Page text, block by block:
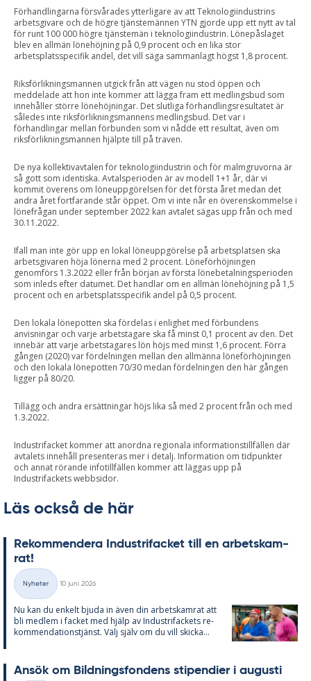
Förhandlingarna försvårades ytterligare av att Teknologiindustrins
arbetsgivare och de högre tjänstemännen YTN gjorde upp ett nytt av tal
för runt 100 000 högre tjänstemän i teknologiindustrin. Lönepåslaget
blev en allmän lönehöjning på 0,9 procent och en lika stor
arbetsplatsspecifik andel, det vill säga sammanlagt högst 1,8 procent.
Riksförlikningsmannen utgick från att vägen nu stod öppen och
meddelade att hon inte kommer att lägga fram ett medlingsbud som
innehåller större lönehöjningar. Det slutliga förhandlingsresultatet är
således inte riksförlikningsmannens medlingsbud. Det var i
förhandlingar mellan förbunden som vi nådde ett resultat, även om
riksförlikningsmannen hjälpte till på traven.
De nya kollektivavtalen för teknologiindustrin och för malmgruvorna är
så gott som identiska. Avtalsperioden är av modell 1+1 år, där vi
kommit överens om löneuppgörelsen för det första året medan det
andra året fortfarande står öppet. Om vi inte når en överenskommelse i
lönefrågan under september 2022 kan avtalet sägas upp från och med
30.11.2022.
Ifall man inte gör upp en lokal löneuppgörelse på arbetsplatsen ska
arbetsgivaren höja lönerna med 2 procent. Löneförhöjningen
genomförs 1.3.2022 eller från början av första lönebetalningsperioden
som inleds efter datumet. Det handlar om en allmän lönehöjning på 1,5
procent och en arbetsplatsspecifik andel på 0,5 procent.
Den lokala lönepotten ska fördelas i enlighet med förbundens
anvisningar och varje arbetstagare ska få minst 0,1 procent av den. Det
innebär att varje arbetstagares lön höjs med minst 1,6 procent. Förra
gången (2020) var fördelningen mellan den allmänna löneförhöjningen
och den lokala lönepotten 70/30 medan fördelningen den här gången
ligger på 80/20.
Tillägg och andra ersättningar höjs lika så med 2 procent från och med
1.3.2022.
Industrifacket kommer att anordna regionala informationstillfällen där
avtalets innehåll presenteras mer i detalj. Information om tidpunkter
och annat rörande infotillfällen kommer att läggas upp på
Industrifackets webbsidor.
Läs också de här
Re­kom­men­de­ra In­du­stri­fac­ket till en ar­bets­kam­
rat!
Kategorier
Nyheter
10 juni 2026
Nu kan du en­kelt bju­da in även din ar­bets­kam­rat att
bli med­lem i fac­ket med hjälp av In­du­stri­fac­kets re­
kom­men­da­tions­tjänst. Välj själv om du vill skic­ka...
An­sök om Bild­nings­fon­dens sti­pen­di­er i au­gusti